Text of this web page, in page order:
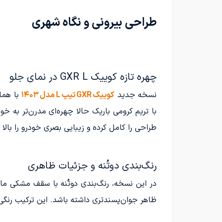
طراحی بیرونی و نگاه شهری
چهره تازه کوییک GXR L در نمای جلو
نسخه جدید کوییک GXR تیپ L مدل ۱۴۰۳
با
با تریم کرومی باریک حالا چهره‌ای مدرن‌تر به
طراحی را کامل کرده و زیبایی بصری خودرو را
رنگ‌بندی دو‌تُنه و جزئیات ظاهری
ظاهر جوان‌پسندتری داشته باشد. این ترکیب